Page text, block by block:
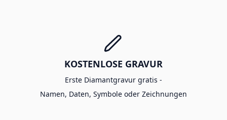
KOSTENLOSE GRAVUR
Erste Diamantgravur gratis -
Namen, Daten, Symbole oder Zeichnungen